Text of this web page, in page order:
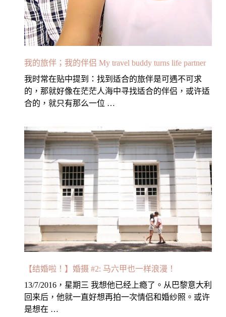
我的旅伴；我的伴侣 My travel buddy turns life partner
我时常在贴中提到：找到适合的旅伴是可遇不可求
的，那就好像在茫茫人海中寻找适合的伴侣，或许适
合的，就只有那么一位 …
【结婚啦！】婚摄 #2: 马六甲也一样浪漫！
13/7/2016，星期三 我想他已经上瘾了。从巴黎意大利
回来后，他就一直好想再拍一次情侣和婚纱照。或许
是想在 …